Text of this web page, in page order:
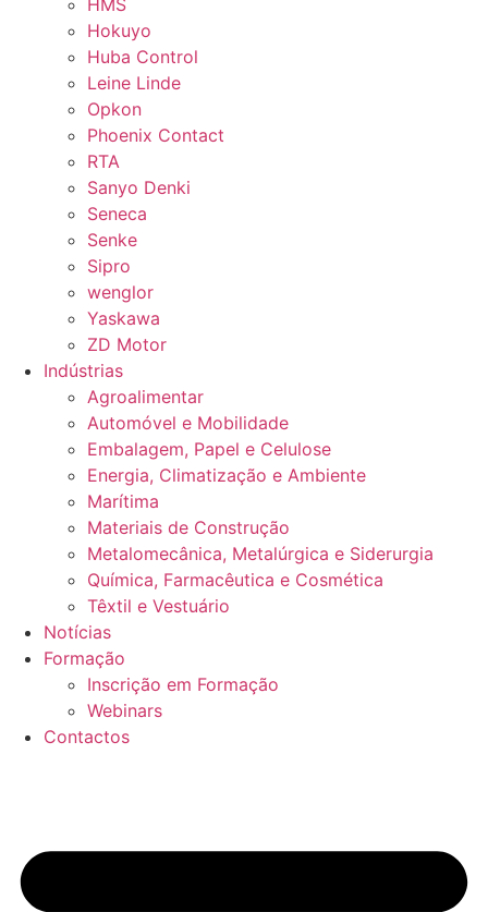
HMS
Hokuyo
Huba Control
Leine Linde
Opkon
Phoenix Contact
RTA
Sanyo Denki
Seneca
Senke
Sipro
wenglor
Yaskawa
ZD Motor
Indústrias
Agroalimentar
Automóvel e Mobilidade
Embalagem, Papel e Celulose
Energia, Climatização e Ambiente
Marítima
Materiais de Construção
Metalomecânica, Metalúrgica e Siderurgia
Química, Farmacêutica e Cosmética
Têxtil e Vestuário
Notícias
Formação
Inscrição em Formação
Webinars
Contactos